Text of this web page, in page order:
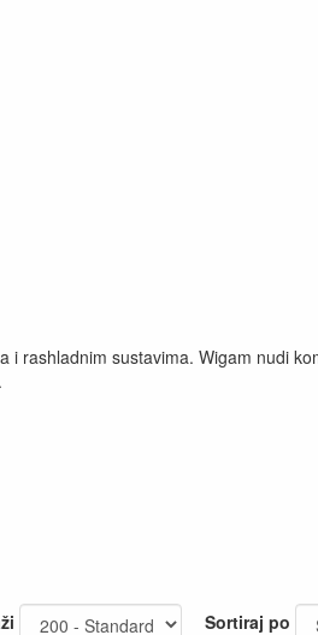
rashladnim sustavima. Wigam nudi
Sortiraj po